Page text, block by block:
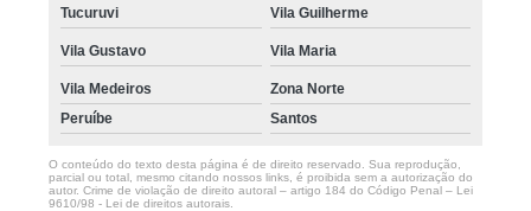
Tucuruvi Vila Guilherme
Vila Gustavo Vila Maria
Vila Medeiros
Zona Norte
Peruíbe
Santos
O conteúdo do texto desta página é de direito reservado. Sua reprodução,
parcial ou total, mesmo citando nossos links, é proibida sem a autorização do
autor. Crime de violação de direito autoral – artigo 184 do Código Penal – Lei
9610/98 - Lei de direitos autorais